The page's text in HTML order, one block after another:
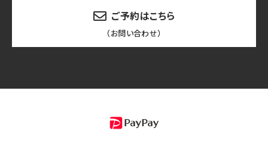
ご予約はこちら
（お問い合わせ）